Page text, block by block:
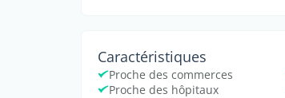
Caractéristiques
Proche des commerces
Proche des hôpitaux